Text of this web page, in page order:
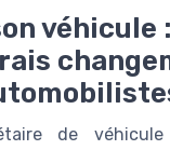
véhicule
de